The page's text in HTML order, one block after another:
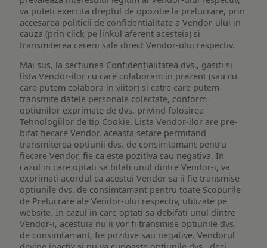
va puteti exercita dreptul de opozitie la prelucrare, prin
accesarea politicii de confidentialitate a Vendor-ului in
cauza (prin click pe linkul aferent acesteia) si
transmiterea cererii sale direct Vendor-ului respectiv.
Mai sus, la sectiunea Confidențialitatea dvs., gasiti si
lista Vendor-ilor cu care colaboram in prezent (sau cu
care putem colabora in viitor) si catre care putem
transmite datele personale colectate, conform
optiunilor exprimate de dvs. privind folosirea
Tehnologiilor de tip Cookie. Lista Vendor-ilor are pre-
bifat fiecare Vendor, aceasta setare permitand
transmiterea optiunii dvs. de consimtamant pentru
fiecare Vendor, fie ca este pozitiva sau negativa. In
cazul in care optati sa bifati unul dintre Vendor-i, va
exprimati acordul ca acestui Vendor sa ii fie transmise
optiunile dvs. de consimtamant pentru toate Scopurile
de Prelucrare ale Vendor-ului respectiv, utilizate pe
website. In cazul in care optati sa debifati unul dintre
Vendor-i, acestuia nu ii vor fi transmise optiunile dvs.
de consimtamant, fie pozitive sau negative. Vendorul